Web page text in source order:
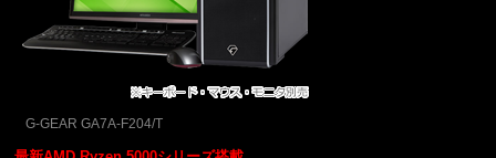
G-GEAR GA7A-F204/T